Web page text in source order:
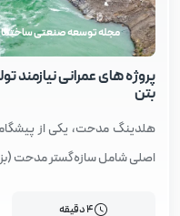
مجله توسعه صنعتی ساختمان
پروژه‌ های عمرانی نیازمند
بتن
هلدینگ مدحت، یکی از
اصلی شامل سازه‌گستر مدحت
4 دقیقه